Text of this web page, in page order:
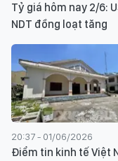
Tỷ giá hôm nay 2/6:
NDT đồng loạt tăng
20:37 - 01/06/2026
Điểm tin kinh tế Việt